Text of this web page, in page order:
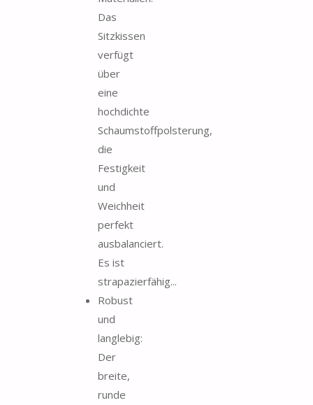
Das
Sitzkissen
verfügt
über
eine
hochdichte
Schaumstoffpolsterung,
die
Festigkeit
und
Weichheit
perfekt
ausbalanciert.
Es ist
strapazierfähig...
Robust
und
langlebig:
Der
breite,
runde